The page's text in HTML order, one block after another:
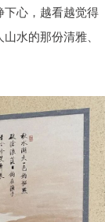
心，越看越觉得
水的那份清雅、